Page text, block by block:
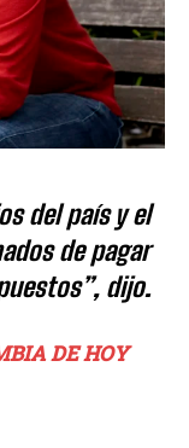
del país y el
de pagar
dijo.
DE HOY